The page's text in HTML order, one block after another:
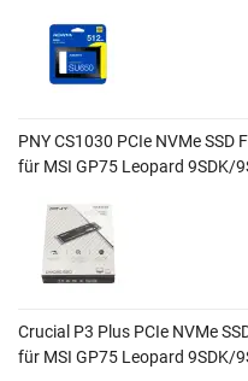
PNY CS1030 PCIe NVMe
für MSI GP75 Leopard 9SDK/
Crucial P3 Plus PCIe NVMe
für MSI GP75 Leopard 9SDK/